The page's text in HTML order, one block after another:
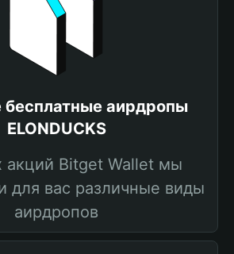
бесплатные аирдропы
ELONDUCKS
акций Bitget Wallet мы
для вас различные виды
аирдропов